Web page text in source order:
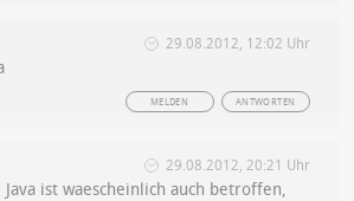
29.08.2012, 12:02 Uhr
ANTWORTEN
MELDEN
29.08.2012, 20:21 Uhr
Java ist waescheinlich auch betroffen,